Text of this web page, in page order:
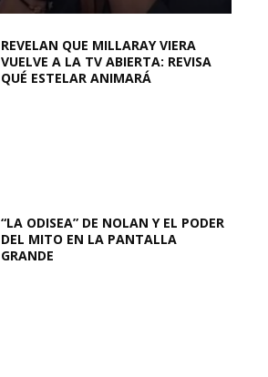
REVELAN QUE MILLARAY VIERA
VUELVE A LA TV ABIERTA: REVISA
QUÉ ESTELAR ANIMARÁ
“LA ODISEA” DE NOLAN Y EL PODER
DEL MITO EN LA PANTALLA
GRANDE